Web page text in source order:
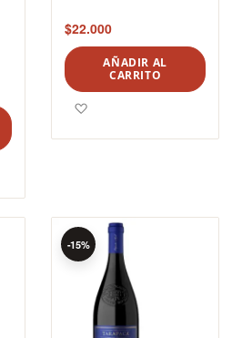
$22.000
AÑADIR AL
CARRITO
-15%